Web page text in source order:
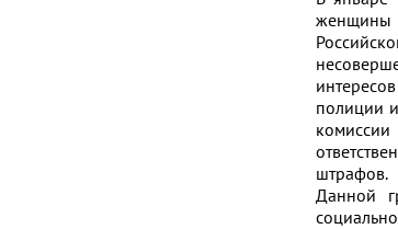
женщины
полиции
штрафов.
Данной